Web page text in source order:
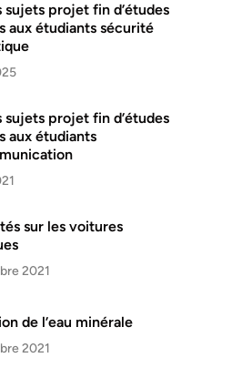
sujets projet fin d’études
aux étudiants sécurité
sujets projet fin d’études
aux étudiants
sur les voitures
2021
de l’eau minérale
2021